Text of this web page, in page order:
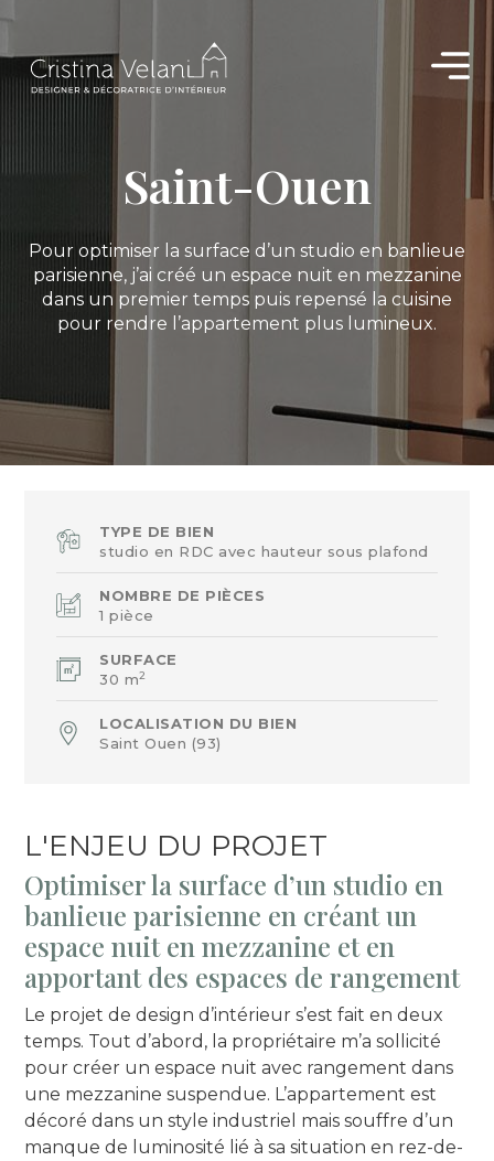
contenu
Saint-Ouen
Pour optimiser la surface d’un studio en banlieue
parisienne, j’ai créé un espace nuit en mezzanine
dans un premier temps puis repensé la cuisine
pour rendre l’appartement plus lumineux.
TYPE DE BIEN
studio en RDC avec hauteur sous plafond
NOMBRE DE PIÈCES
1 pièce
SURFACE
30 m2
LOCALISATION DU BIEN
Saint Ouen (93)
L'ENJEU DU PROJET
Optimiser la surface d’un studio en
banlieue parisienne en créant un
espace nuit en mezzanine et en
apportant des espaces de rangement
Le projet de design d’intérieur s’est fait en deux
temps. Tout d’abord, la propriétaire m’a sollicité
pour créer un espace nuit avec rangement dans
une mezzanine suspendue. L’appartement est
décoré dans un style industriel mais souffre d’un
manque de luminosité lié à sa situation en rez-de-